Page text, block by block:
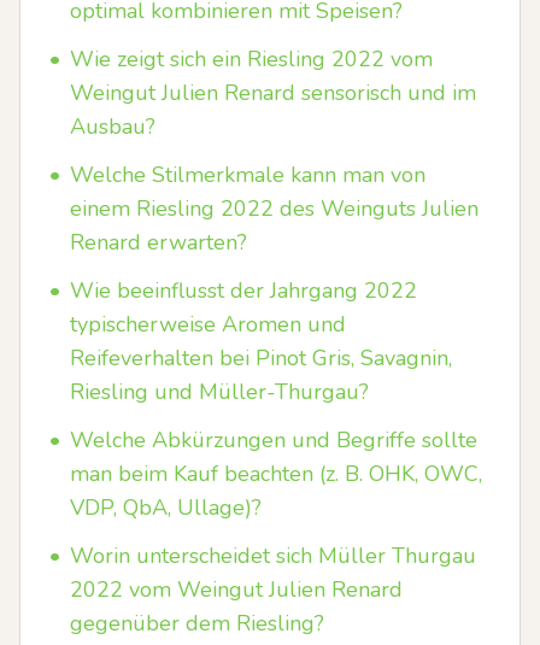
optimal kombinieren mit Speisen?
• Wie zeigt sich ein Riesling 2022 vom
Weingut Julien Renard sensorisch und im
Ausbau?
• Welche Stilmerkmale kann man von
einem Riesling 2022 des Weinguts Julien
Renard erwarten?
• Wie beeinflusst der Jahrgang 2022
typischerweise Aromen und
Reifeverhalten bei Pinot Gris, Savagnin,
Riesling und Müller-Thurgau?
• Welche Abkürzungen und Begriffe sollte
man beim Kauf beachten (z. B. OHK, OWC,
VDP, QbA, Ullage)?
• Worin unterscheidet sich Müller Thurgau
2022 vom Weingut Julien Renard
gegenüber dem Riesling?